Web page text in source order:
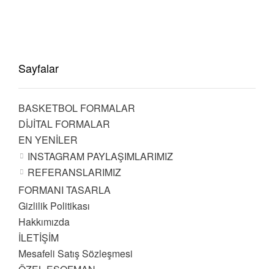
Sayfalar
BASKETBOL FORMALAR
DİJİTAL FORMALAR
EN YENİLER
INSTAGRAM PAYLAŞIMLARIMIZ
REFERANSLARIMIZ
FORMANI TASARLA
Gizlilik Politikası
Hakkımızda
İLETİŞİM
Mesafeli Satış Sözleşmesi